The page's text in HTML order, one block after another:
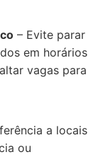
– Evite parar
em horários
vagas para
a locais
ou